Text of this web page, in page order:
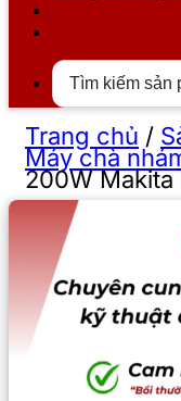
Trang chủ /
Máy chà
200W Makita